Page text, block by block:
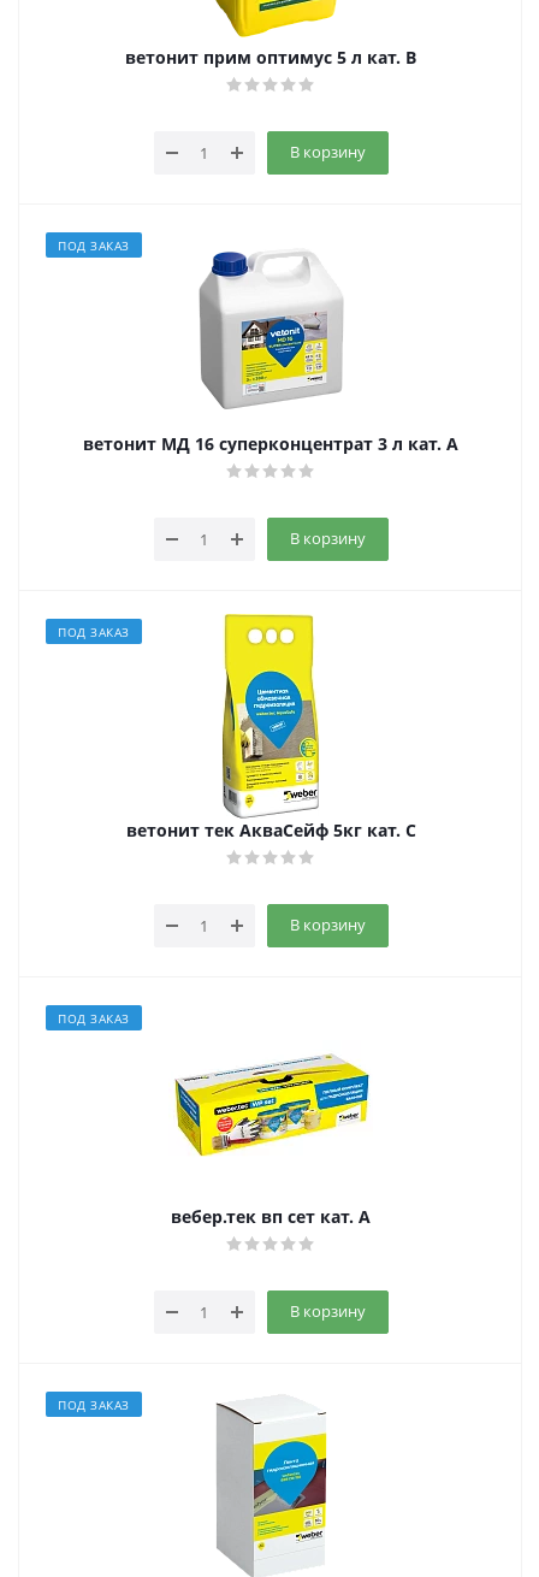
ветонит прим оптимус 5 л кат. B
В корзину
ПОД ЗАКАЗ
ветонит МД 16 суперконцентрат 3 л кат. A
В корзину
ПОД ЗАКАЗ
ветонит тек АкваСейф 5кг кат. C
В корзину
ПОД ЗАКАЗ
вебер.тек вп сет кат. A
В корзину
ПОД ЗАКАЗ